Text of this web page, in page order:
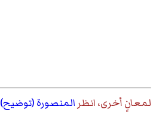
لمعانٍ أخرى، انظر المنصورة (توضيح)